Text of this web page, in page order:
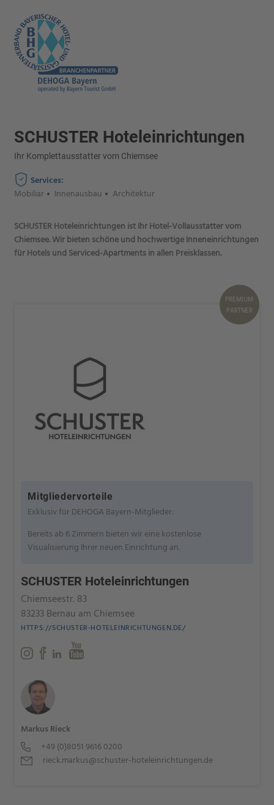
PREMIUM
PARTNER
Mitgliedervorteile
Exklusiv für DEHOGA Bayern-Mitglieder:
Bereits ab 6 Zimmern bieten wir eine kostenlose
Visualisierung Ihrer neuen Einrichtung an.
SCHUSTER Hoteleinrichtungen
Chiemseestr. 83
83233 Bernau am Chiemsee
HTTPS://SCHUSTER-HOTELEINRICHTUNGEN.DE/
Markus Rieck
+49 (0)8051 9616 0200
rieck.markus@schuster-hoteleinrichtungen.de
SCHUSTER Hoteleinrichtungen
Ihr Komplettausstatter vom Chiemsee
Services:
Mobiliar
Innenausbau Architektur
SCHUSTER Hoteleinrichtungen ist Ihr Hotel-Vollausstatter vom
Chiemsee. Wir bieten schöne und hochwertige Inneneinrichtungen
für Hotels und Serviced-Apartments in allen Preisklassen.